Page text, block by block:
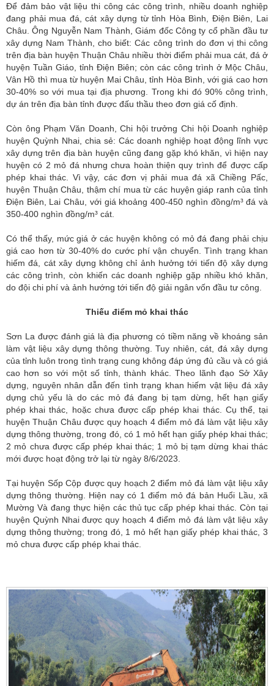
Để đảm bảo vật liệu thi công các công trình, nhiều doanh nghiệp
đang phải mua đá, cát xây dựng từ tỉnh Hòa Bình, Điện Biên, Lai
Châu. Ông Nguyễn Nam Thành, Giám đốc Công ty cổ phần đầu tư
xây dựng Nam Thành, cho biết: Các công trình do đơn vị thi công
trên địa bàn huyện Thuận Châu nhiều thời điểm phải mua cát, đá ở
huyện Tuần Giáo, tỉnh Điện Biên; còn các công trình ở Mộc Châu,
Vân Hồ thì mua từ huyện Mai Châu, tỉnh Hòa Bình, với giá cao hơn
30-40% so với mua tại địa phương. Trong khi đó 90% công trình,
dự án trên địa bàn tỉnh được đấu thầu theo đơn giá cố định.
Còn ông Phạm Văn Doanh, Chi hội trưởng Chi hội Doanh nghiệp
huyện Quỳnh Nhai, chia sẻ: Các doanh nghiệp hoạt động lĩnh vực
xây dựng trên địa bàn huyện cũng đang gặp khó khăn, vì hiện nay
huyện có 2 mỏ đá nhưng chưa hoàn thiện quy trình để được cấp
phép khai thác. Vì vậy, các đơn vị phải mua đá xã Chiềng Pấc,
huyện Thuận Châu, thậm chí mua từ các huyện giáp ranh của tỉnh
Điện Biên, Lai Châu, với giá khoảng 400-450 nghìn đồng/m³ đá và
350-400 nghìn đồng/m³ cát.
Có thể thấy, mức giá ở các huyện không có mỏ đá đang phải chịu
giá cao hơn từ 30-40% do cước phí vận chuyển. Tình trạng khan
hiếm đá, cát xây dựng không chỉ ảnh hưởng tới tiến độ xây dựng
các công trình, còn khiến các doanh nghiệp gặp nhiều khó khăn,
do đội chi phí và ảnh hướng tới tiến độ giải ngân vốn đầu tư công.
Thiếu điểm mỏ khai thác
Sơn La được đánh giá là địa phương có tiềm năng về khoáng sản
làm vật liệu xây dựng thông thường. Tuy nhiên, cát, đá xây dựng
của tỉnh luôn trong tình trạng cung không đáp ứng đủ cầu và có giá
cao hơn so với một số tỉnh, thành khác. Theo lãnh đạo Sở Xây
dựng, nguyên nhân dẫn đến tình trạng khan hiếm vật liệu đá xây
dựng chủ yếu là do các mỏ đá đang bị tạm dừng, hết hạn giấy
phép khai thác, hoặc chưa được cấp phép khai thác. Cụ thể, tại
huyện Thuận Châu được quy hoạch 4 điểm mỏ đá làm vật liệu xây
dựng thông thường, trong đó, có 1 mỏ hết hạn giấy phép khai thác;
2 mỏ chưa được cấp phép khai thác; 1 mỏ bị tạm dừng khai thác
mới được hoạt động trở lại từ ngày 8/6/2023.
Tại huyện Sốp Cộp được quy hoạch 2 điểm mỏ đá làm vật liệu xây
dựng thông thường. Hiện nay có 1 điểm mỏ đá bản Huổi Lầu, xã
Mường Và đang thực hiện các thủ tục cấp phép khai thác. Còn tại
huyện Quỳnh Nhai được quy hoạch 4 điểm mỏ đá làm vật liệu xây
dựng thông thường; trong đó, 1 mỏ hết hạn giấy phép khai thác, 3
mỏ chưa được cấp phép khai thác.